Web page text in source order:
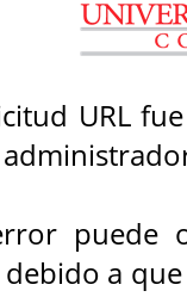
URL
puede
debido a